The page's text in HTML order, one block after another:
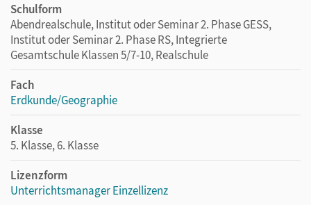
Schulform
Abendrealschule, Institut oder Seminar 2. Phase GESS,
Institut oder Seminar 2. Phase RS, Integrierte
Gesamtschule Klassen 5/7-10, Realschule
Fach
Erdkunde/Geographie
Klasse
5. Klasse, 6. Klasse
Lizenzform
Unterrichtsmanager Einzellizenz